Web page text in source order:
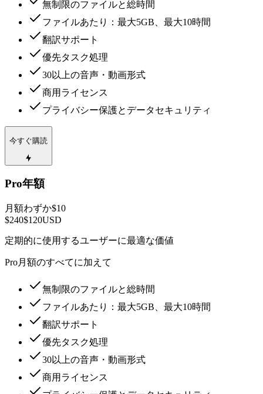
無制限のファイルと総時間
ファイルあたり：最大5GB、最大10時間
翻訳サポート
優先タスク処理
30以上の音声・動画形式
商用ライセンス
プライバシー保護とデータセキュリティ
今すぐ購読
Pro年額
月額わずか$10
$240$120USD
定期的に使用するユーザーに最適な価値
Pro月額のすべてに加えて
無制限のファイルと総時間
ファイルあたり：最大5GB、最大10時間
翻訳サポート
優先タスク処理
30以上の音声・動画形式
商用ライセンス